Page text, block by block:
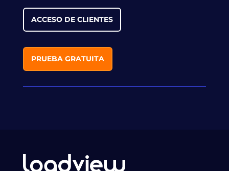
ACCESO DE CLIENTES
PRUEBA GRATUITA